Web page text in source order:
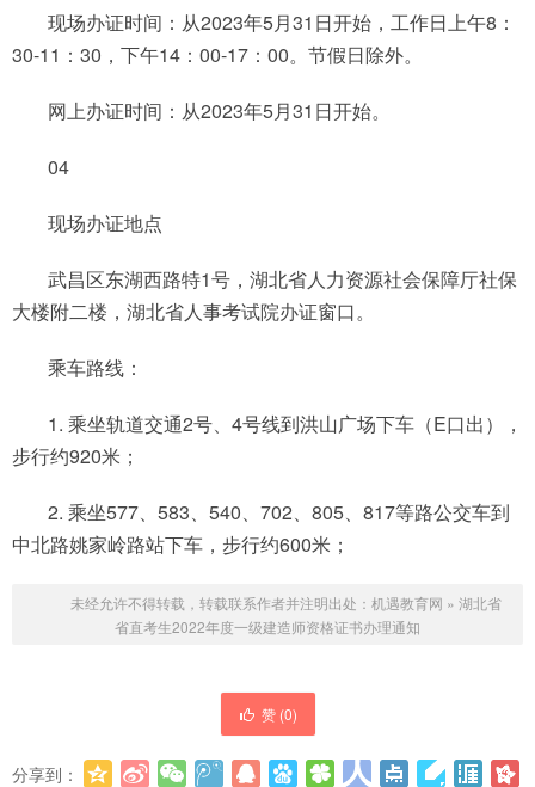
现场办证时间：从2023年5月31日开始，工作日上午8：
30-11：30，下午14：00-17：00。节假日除外。
网上办证时间：从2023年5月31日开始。
04
现场办证地点
武昌区东湖西路特1号，湖北省人力资源社会保障厅社保
大楼附二楼，湖北省人事考试院办证窗口。
乘车路线：
1. 乘坐轨道交通2号、4号线到洪山广场下车（E口出），
步行约920米；
2. 乘坐577、583、540、702、805、817等路公交车到
中北路姚家岭路站下车，步行约600米；
未经允许不得转载，转载联系作者并注明出处： 机遇教育网 » 湖北省
省直考生2022年度一级建造师资格证书办理通知
赞 (0)
分享到：